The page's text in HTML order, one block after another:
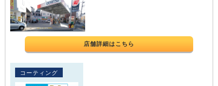
店舗詳細はこちら
コーティング